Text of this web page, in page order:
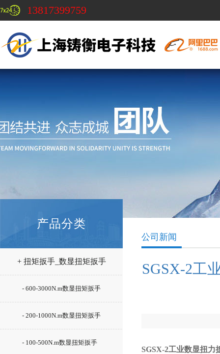
13817399759
产品分类
+ 扭矩扳手_数显扭矩扳手
- 600-3000N.m数显扭矩扳手
- 200-1000N.m数显扭矩扳手
- 100-500N.m数显扭矩扳手
公司新闻
SGSX-2工
SGSX-2工业数显扭